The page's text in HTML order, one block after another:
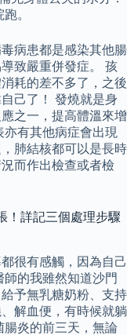
。
病患都是感染其他腸
致嚴重併發症。 孩
耗的差不多了，之後
己了！ 發燒就是身
之一，提高體溫來增
有其他病症會出現
肺結核都可以是長時
而作出檢查或者檢
！詳記三個處理步驟
很有感觸，因為自己
的我雖然知道沙門
予無乳糖奶粉、支持
解血便，有時候就躺
炎的前三天，無論